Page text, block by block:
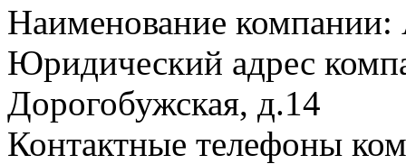
Наименование
Юридический адрес
Дорогобужская, д.14
Контактные телефоны